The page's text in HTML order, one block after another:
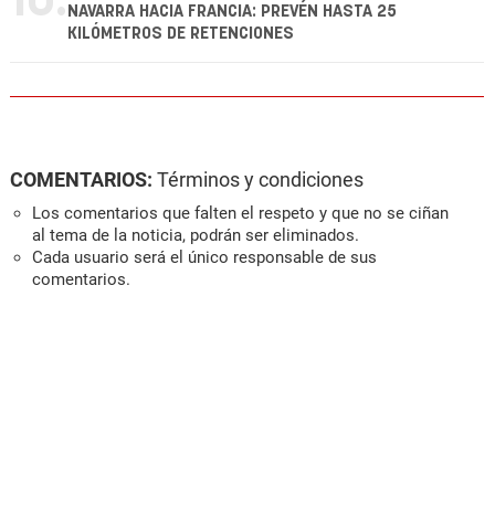
NAVARRA HACIA FRANCIA: PREVÉN HASTA 25
KILÓMETROS DE RETENCIONES
COMENTARIOS: Términos y condiciones
Los comentarios que falten el respeto y que no se ciñan
al tema de la noticia, podrán ser eliminados.
Cada usuario será el único responsable de sus
comentarios.